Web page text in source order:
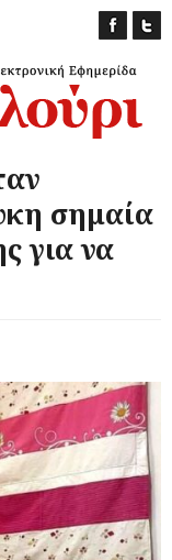
σημαία
για να